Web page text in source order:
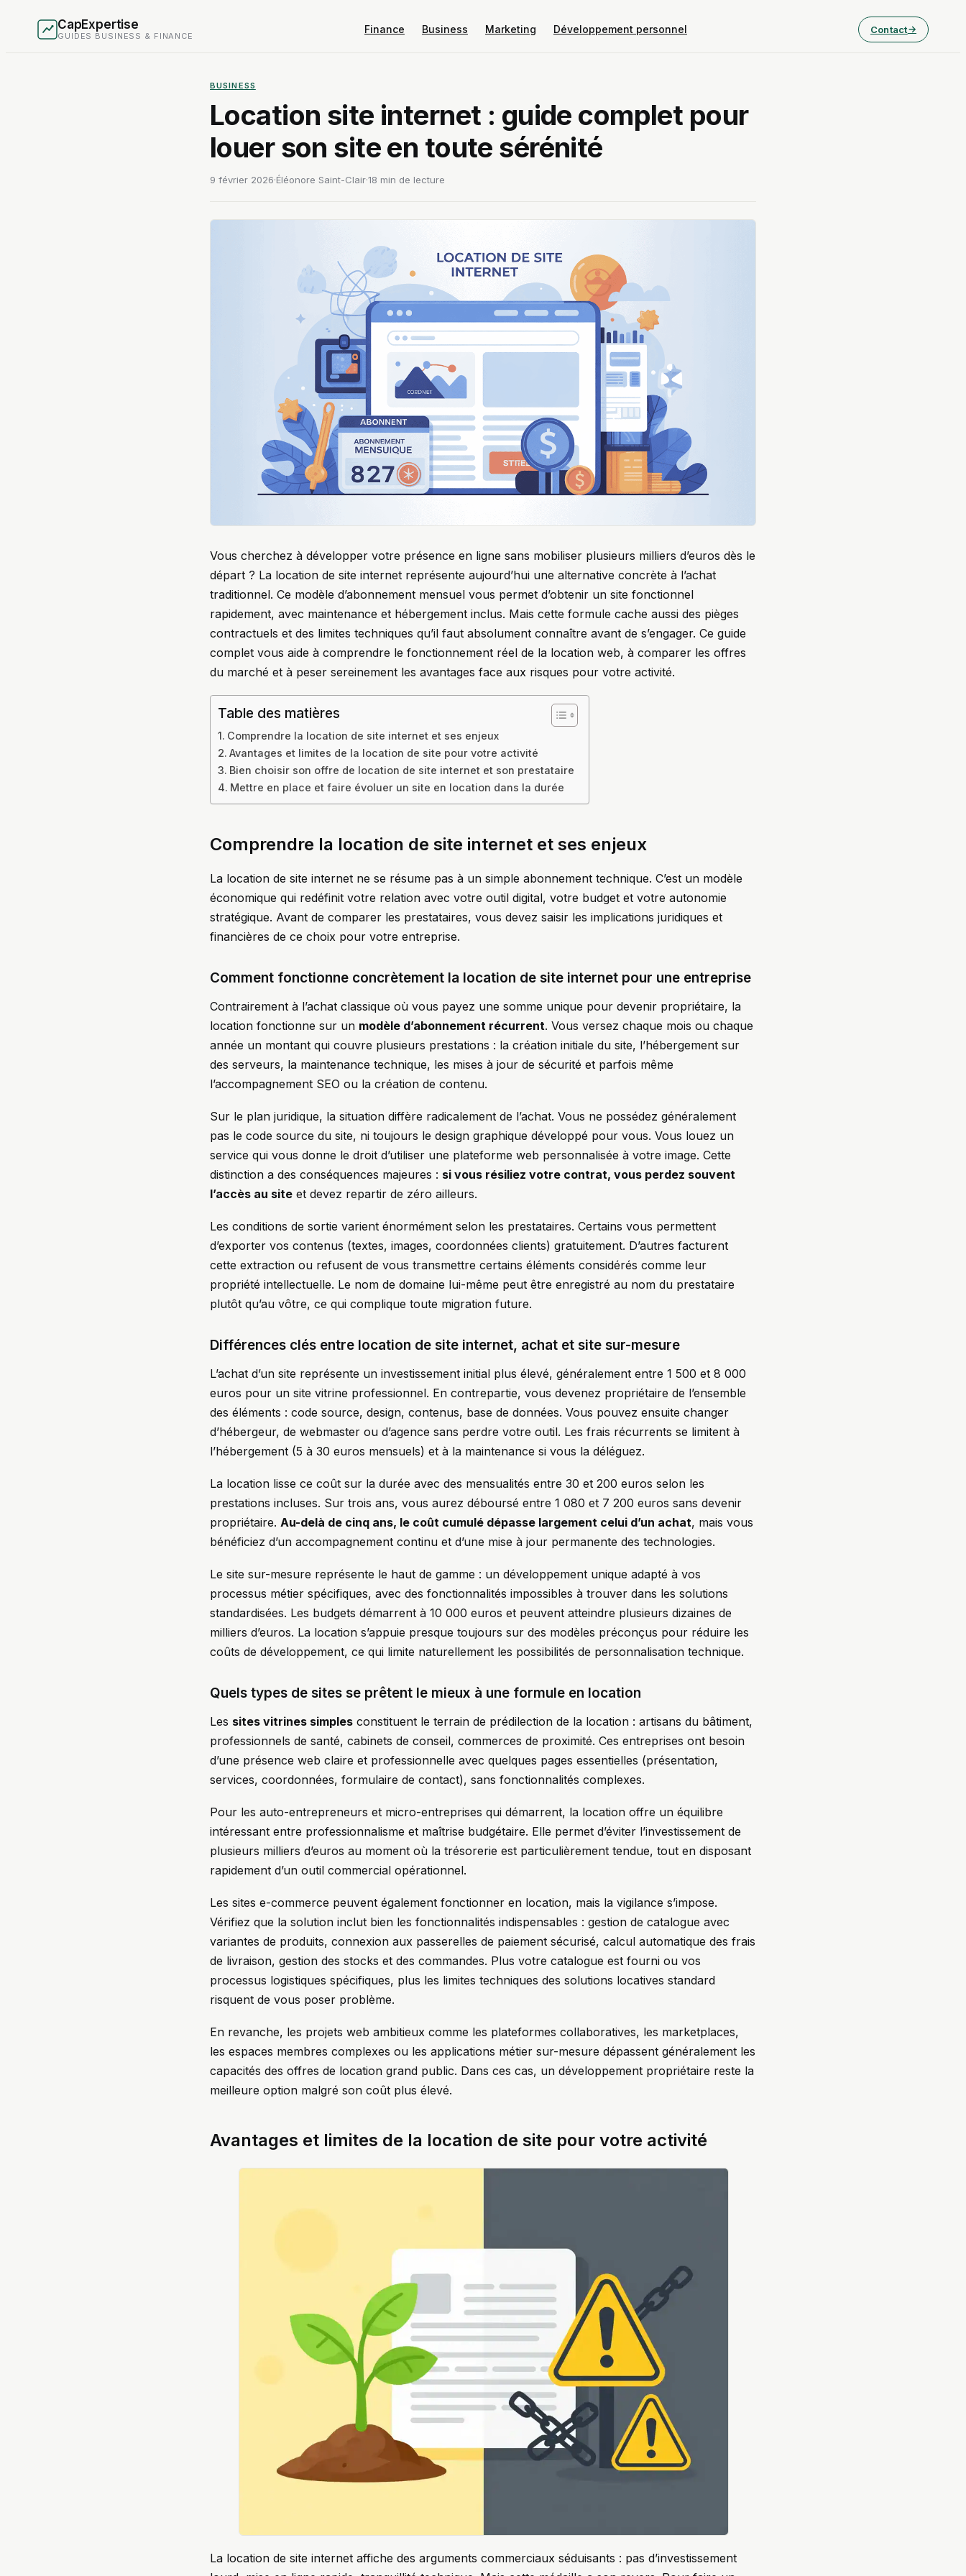
CapExpertise
GUIDES BUSINESS & FINANCE
Finance Business Marketing Développement personnel Contact
BUSINESS
Location site internet : guide complet pour
louer son site en toute sérénité
9 février 2026·Éléonore Saint-Clair·18 min de lecture
Vous cherchez à développer votre présence en ligne sans mobiliser plusieurs milliers d’euros dès le
départ ? La location de site internet représente aujourd’hui une alternative concrète à l’achat
traditionnel. Ce modèle d’abonnement mensuel vous permet d’obtenir un site fonctionnel
rapidement, avec maintenance et hébergement inclus. Mais cette formule cache aussi des pièges
contractuels et des limites techniques qu’il faut absolument connaître avant de s’engager. Ce guide
complet vous aide à comprendre le fonctionnement réel de la location web, à comparer les offres
du marché et à peser sereinement les avantages face aux risques pour votre activité.
Table des matières
Comprendre la location de site internet et ses enjeux
Avantages et limites de la location de site pour votre activité
Bien choisir son offre de location de site internet et son prestataire
Mettre en place et faire évoluer un site en location dans la durée
Comprendre la location de site internet et ses enjeux
La location de site internet ne se résume pas à un simple abonnement technique. C’est un modèle
économique qui redéfinit votre relation avec votre outil digital, votre budget et votre autonomie
stratégique. Avant de comparer les prestataires, vous devez saisir les implications juridiques et
financières de ce choix pour votre entreprise.
Comment fonctionne concrètement la location de site internet pour une entreprise
Contrairement à l’achat classique où vous payez une somme unique pour devenir propriétaire, la
location fonctionne sur un modèle d’abonnement récurrent. Vous versez chaque mois ou chaque
année un montant qui couvre plusieurs prestations : la création initiale du site, l’hébergement sur
des serveurs, la maintenance technique, les mises à jour de sécurité et parfois même
l’accompagnement SEO ou la création de contenu.
Sur le plan juridique, la situation diffère radicalement de l’achat. Vous ne possédez généralement
pas le code source du site, ni toujours le design graphique développé pour vous. Vous louez un
service qui vous donne le droit d’utiliser une plateforme web personnalisée à votre image. Cette
distinction a des conséquences majeures : si vous résiliez votre contrat, vous perdez souvent
l’accès au site et devez repartir de zéro ailleurs.
Les conditions de sortie varient énormément selon les prestataires. Certains vous permettent
d’exporter vos contenus (textes, images, coordonnées clients) gratuitement. D’autres facturent
cette extraction ou refusent de vous transmettre certains éléments considérés comme leur
propriété intellectuelle. Le nom de domaine lui-même peut être enregistré au nom du prestataire
plutôt qu’au vôtre, ce qui complique toute migration future.
Différences clés entre location de site internet, achat et site sur-mesure
L’achat d’un site représente un investissement initial plus élevé, généralement entre 1 500 et 8 000
euros pour un site vitrine professionnel. En contrepartie, vous devenez propriétaire de l’ensemble
des éléments : code source, design, contenus, base de données. Vous pouvez ensuite changer
d’hébergeur, de webmaster ou d’agence sans perdre votre outil. Les frais récurrents se limitent à
l’hébergement (5 à 30 euros mensuels) et à la maintenance si vous la déléguez.
La location lisse ce coût sur la durée avec des mensualités entre 30 et 200 euros selon les
prestations incluses. Sur trois ans, vous aurez déboursé entre 1 080 et 7 200 euros sans devenir
propriétaire. Au-delà de cinq ans, le coût cumulé dépasse largement celui d’un achat, mais vous
bénéficiez d’un accompagnement continu et d’une mise à jour permanente des technologies.
Le site sur-mesure représente le haut de gamme : un développement unique adapté à vos
processus métier spécifiques, avec des fonctionnalités impossibles à trouver dans les solutions
standardisées. Les budgets démarrent à 10 000 euros et peuvent atteindre plusieurs dizaines de
milliers d’euros. La location s’appuie presque toujours sur des modèles préconçus pour réduire les
coûts de développement, ce qui limite naturellement les possibilités de personnalisation technique.
Quels types de sites se prêtent le mieux à une formule en location
Les sites vitrines simples constituent le terrain de prédilection de la location : artisans du bâtiment,
professionnels de santé, cabinets de conseil, commerces de proximité. Ces entreprises ont besoin
d’une présence web claire et professionnelle avec quelques pages essentielles (présentation,
services, coordonnées, formulaire de contact), sans fonctionnalités complexes.
Pour les auto-entrepreneurs et micro-entreprises qui démarrent, la location offre un équilibre
intéressant entre professionnalisme et maîtrise budgétaire. Elle permet d’éviter l’investissement de
plusieurs milliers d’euros au moment où la trésorerie est particulièrement tendue, tout en disposant
rapidement d’un outil commercial opérationnel.
Les sites e-commerce peuvent également fonctionner en location, mais la vigilance s’impose.
Vérifiez que la solution inclut bien les fonctionnalités indispensables : gestion de catalogue avec
variantes de produits, connexion aux passerelles de paiement sécurisé, calcul automatique des frais
de livraison, gestion des stocks et des commandes. Plus votre catalogue est fourni ou vos
processus logistiques spécifiques, plus les limites techniques des solutions locatives standard
risquent de vous poser problème.
En revanche, les projets web ambitieux comme les plateformes collaboratives, les marketplaces,
les espaces membres complexes ou les applications métier sur-mesure dépassent généralement les
capacités des offres de location grand public. Dans ces cas, un développement propriétaire reste la
meilleure option malgré son coût plus élevé.
Avantages et limites de la location de site pour votre activité
La location de site internet affiche des arguments commerciaux séduisants : pas d’investissement